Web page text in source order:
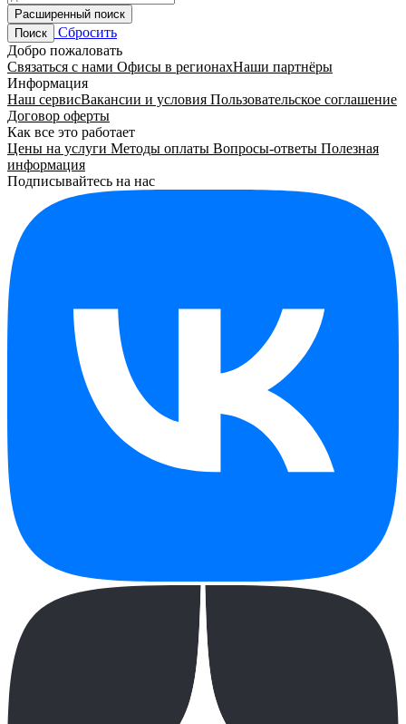
Расширенный поиск
Поиск
Сбросить
Добро пожаловать
Связаться с нами Офисы в регионахНаши партнёры
Информация
Наш сервисВакансии и условия Пользовательское соглашение
Договор оферты
Как все это работает
Цены на услуги Методы оплаты Вопросы-ответы Полезная
информация
Подписывайтесь на нас